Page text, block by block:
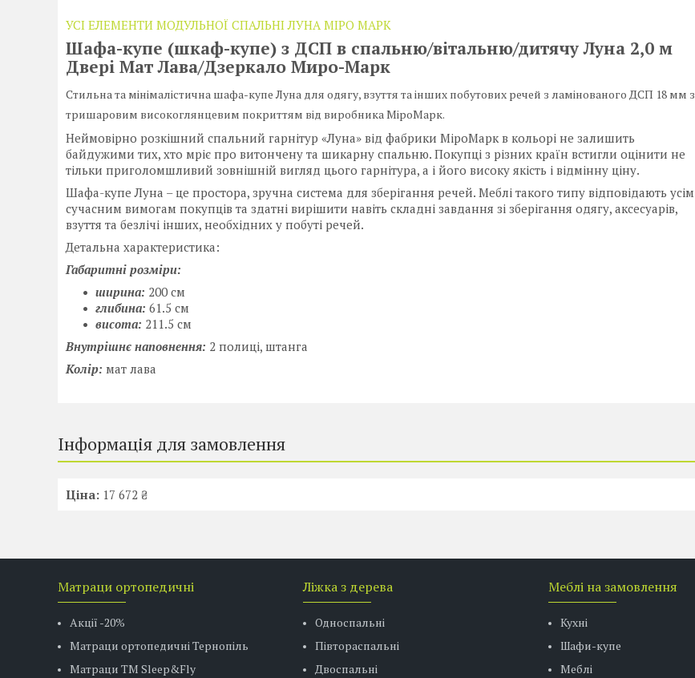
УСІ ЕЛЕМЕНТИ МОДУЛЬНОЇ СПАЛЬНІ ЛУНА МІРО МАРК
Шафа-купе (шкаф-купе) з ДСП в спальню/вітальню/дитячу Луна 2,0 м
Двері Мат Лава/Дзеркало Миро-Марк
Стильна та мінімалістична шафа-купе Луна для одягу, взуття та інших побутових речей з ламінованого ДСП 18 мм з
тришаровим високоглянцевим покриттям від виробника МіроМарк.
Неймовірно розкішний спальний гарнітур «Луна» від фабрики МіроМарк в кольорі не залишить
байдужими тих, хто мріє про витончену та шикарну спальню. Покупці з різних країн встигли оцінити не
тільки приголомшливий зовнішній вигляд цього гарнітура, а і його високу якість і відмінну ціну.
Шафа-купе Луна – це простора, зручна система для зберігання речей. Меблі такого типу відповідають усім
сучасним вимогам покупців та здатні вирішити навіть складні завдання зі зберігання одягу, аксесуарів,
взуття та безлічі інших, необхідних у побуті речей.
Детальна характеристика:
Габаритні розміри:
ширина: 200 см
глибина: 61.5 см
висота: 211.5 см
Внутрішнє наповнення: 2 полиці, штанга
Колір: мат лава
Інформація для замовлення
Ціна: 17 672 ₴
Матраци ортопедичні
Акції -20%
Матраци ортопедичні Тернопіль
Матраци ТМ Sleep&Fly
Ліжка з дерева
Односпальні
Півтораспальні
Двоспальні
Меблі на замовлення
Кухні
Шафи-купе
Меблі